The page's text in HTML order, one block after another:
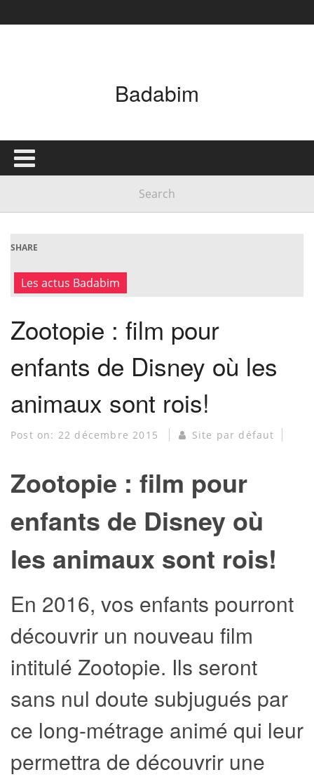
Badabim
SHARE
Les actus Badabim
Zootopie : film pour
enfants de Disney où les
animaux sont rois!
Post on: 22 décembre 2015 Site par défaut
Zootopie : film pour
enfants de Disney où
les animaux sont rois!
En 2016, vos enfants pourront
découvrir un nouveau film
intitulé Zootopie. Ils seront
sans nul doute subjugués par
ce long-métrage animé qui leur
permettra de découvrir une